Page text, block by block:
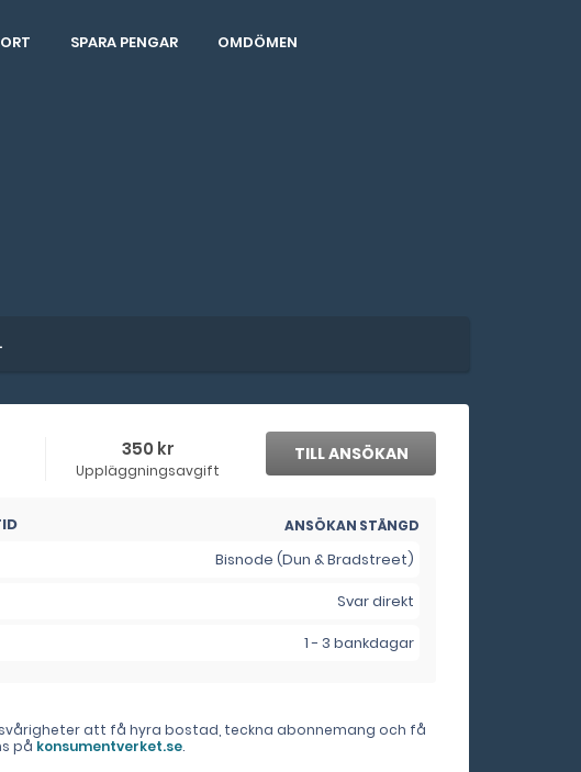
SPARA PENGAR
OMDÖMEN
350 kr
Uppläggningsavgift
TILL ANSÖKAN
ANSÖKAN STÄNGD
Bisnode (Dun & Bradstreet)
Svar direkt
1 - 3 bankdagar
att få hyra bostad, teckna abonnemang och få
på konsumentverket.se.